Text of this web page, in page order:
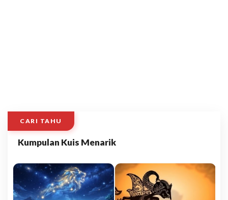
CARI TAHU
Kumpulan Kuis Menarik